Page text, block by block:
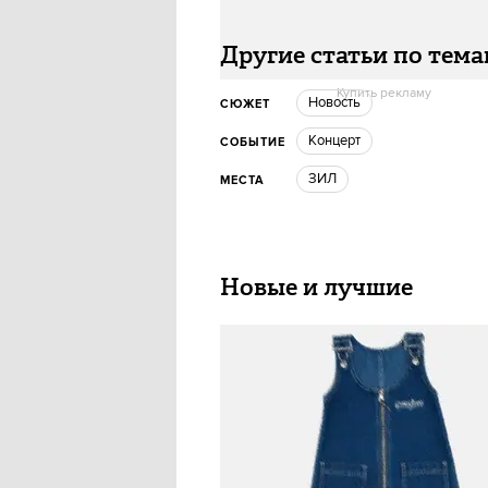
Купить рекламу
Другие статьи по
СЮЖЕТ Новость
СОБЫТИЕ концерт
МЕСТА ЗИЛ
Новые и лучшие